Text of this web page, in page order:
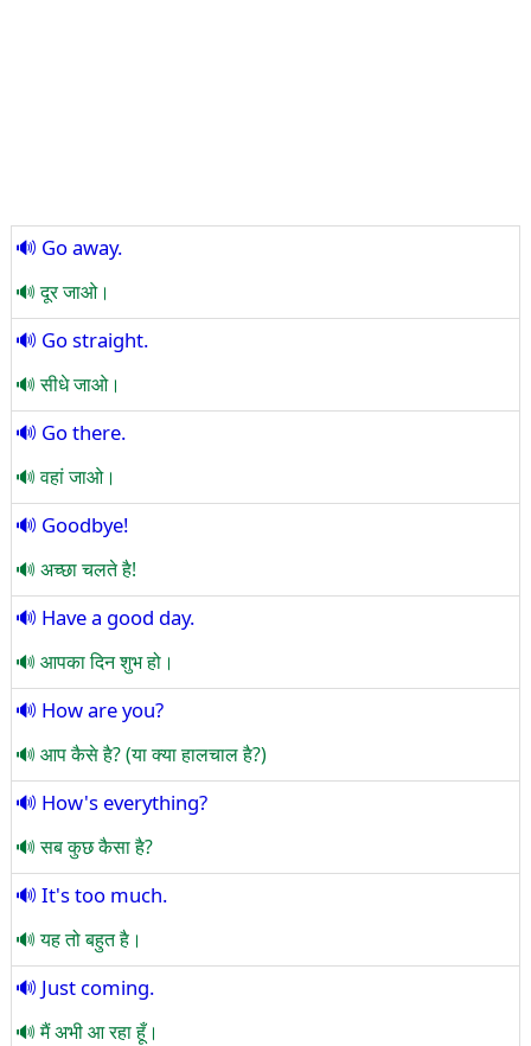
Go away.
दूर जाओ।
Go straight.
सीधे जाओ।
Go there.
वहां जाओ।
Goodbye!
अच्छा चलते है!
Have a good day.
आपका दिन शुभ हो।
How are you?
आप कैसे है? (या क्या हालचाल है?)
How's everything?
सब कुछ कैसा है?
It's too much.
यह तो बहुत है।
Just coming.
मैं अभी आ रहा हूँ।